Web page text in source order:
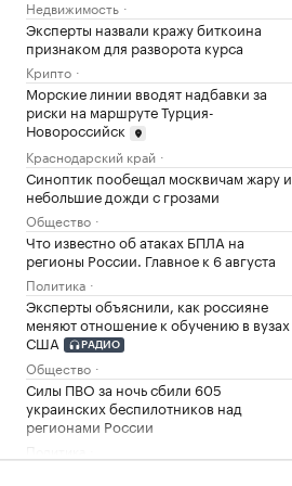
Недвижимость
Эксперты назвали кражу биткоина
признаком для разворота курса
Крипто
Морские линии вводят надбавки за
риски на маршруте Турция-
Новороссийск
Краснодарский край
Синоптик пообещал москвичам жару и
небольшие дожди с грозами
Общество
Что известно об атаках БПЛА на
регионы России. Главное к 6 августа
Политика
Эксперты объяснили, как россияне
меняют отношение к обучению в вузах
США
РАДИО
Общество
Силы ПВО за ночь сбили 605
украинских беспилотников над
регионами России